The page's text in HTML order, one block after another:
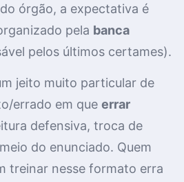
órgão, a expectativa é
pela banca
pelos últimos certames).
jeito muito particular de
errado em que errar
defensiva, troca de
do enunciado. Quem
treinar nesse formato erra